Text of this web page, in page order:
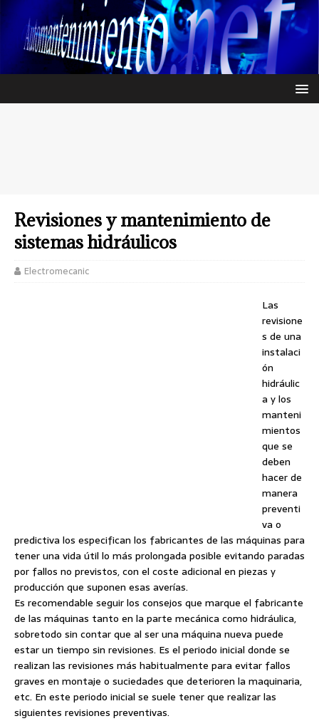
Revisiones y mantenimiento de
sistemas hidráulicos
Electromecanic
Las
revisione
s de una
instalaci
ón
hidráulic
a y los
manteni
mientos
que se
deben
hacer de
manera
preventi
va o
predictiva los especifican los fabricantes de las máquinas para
tener una vida útil lo más prolongada posible evitando paradas
por fallos no previstos, con el coste adicional en piezas y
producción que suponen esas averías.
Es recomendable seguir los consejos que marque el fabricante
de las máquinas tanto en la parte mecánica como hidráulica,
sobretodo sin contar que al ser una máquina nueva puede
estar un tiempo sin revisiones. Es el periodo inicial donde se
realizan las revisiones más habitualmente para evitar fallos
graves en montaje o suciedades que deterioren la maquinaria,
etc. En este periodo inicial se suele tener que realizar las
siguientes revisiones preventivas.